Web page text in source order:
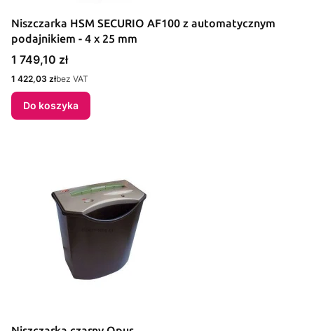
Niszczarka HSM SECURIO AF100 z automatycznym
podajnikiem - 4 x 25 mm
Cena
1 749,10 zł
Cena
1 422,03 złbez VAT
Do koszyka